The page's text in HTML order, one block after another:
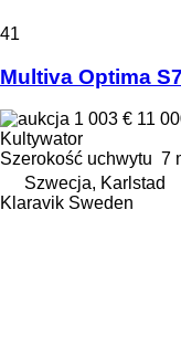
41
Multiva Optima
1 003 € 11
Kultywator
Szerokość uchwytu 7
Szwecja, Karlstad
Klaravik Sweden